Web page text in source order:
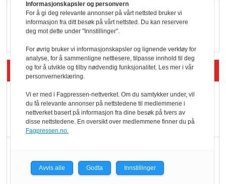
Q passerte 1 milliard i
Rema i 2025
Siste artikler - Økologisk
Kolonihagens norske
yoghurt: Trues av
melkemangel
Økologisk Norge sin
hederspris
Informasjonskapsler og personvern
For å gi deg relevante annonser på vårt nettsted bruker vi
informasjon fra ditt besøk på vårt nettsted. Du kan reservere
deg mot dette under "Innstillinger".
For øvrig bruker vi informasjonskapsler og lignende verktøy for
analyse, for å sammenligne nettlesere, tilpasse innhold til deg
og for å utvikle og tilby nødvendig funksjonalitet. Les mer i vår
personvernerklæring.
Vi er med i Fagpressen-nettverket. Om du samtykker under, vil
du få relevante annonser på nettstedene til medlemmene i
nettverket basert på informasjon fra dine besøk på tvers av
disse nettstedene. En oversikt over medlemmene finner du på
Fagpressen.no.
Avvis alle Godta Innstillinger